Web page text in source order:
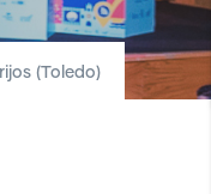
(Toledo)